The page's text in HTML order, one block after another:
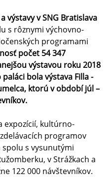
výstavy v SNG Bratislava
s rôznymi výchovno-
programami
počet 54 347
výstavou roku 2018
bola výstava Filla -
ktorú v období júl –
expozícií, kultúrno-
programov
spolu s vysunutými
v Strážkach a
122 000 návštevníkov.